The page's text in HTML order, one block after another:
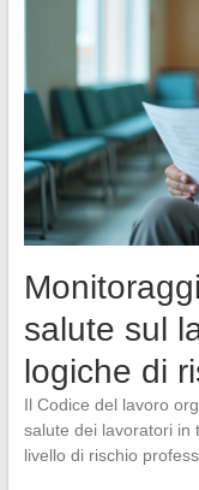
salute sul
logiche di
Il Codice del lavoro
salute dei lavoratori in
livello di rischio